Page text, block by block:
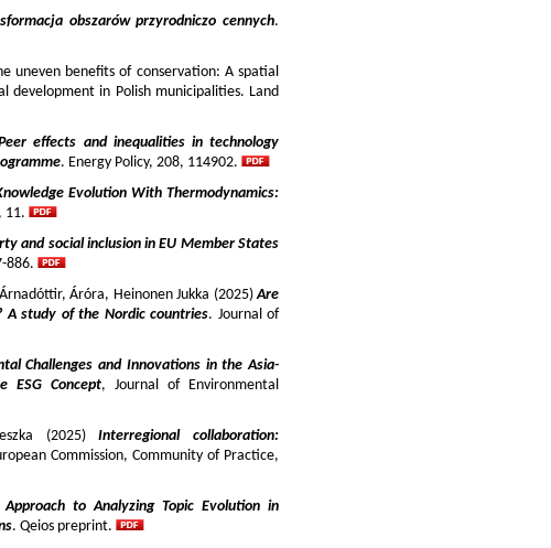
obszarów przyrodniczo cennych.
uneven benefits of conservation: A spatial
development in Polish municipalities. Land
effects and inequalities in technology
. Energy Policy, 208, 114902.
Evolution With Thermodynamics:
11.
and social inclusion in EU Member States
886.
Áróra, Heinonen Jukka (2025)Are
study of the Nordic countries. Journal of
Challenges and Innovations in the Asia-
ESG Concept, Journal of Environmental
(2025)Interregional collaboration:
Commission, Community of Practice,
to Analyzing Topic Evolution in
. Qeios preprint.